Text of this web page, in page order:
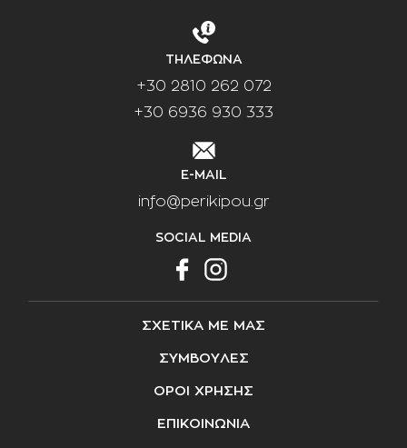
ΤΗΛΕΦΩΝΑ
+30 2810 262 072
+30 6936 930 333
E-MAIL
info@perikipou.gr
SOCIAL MEDIA
ΣΧΕΤΙΚΑ ΜΕ ΜΑΣ
ΣΥΜΒΟΥΛΕΣ
ΟΡΟΙ ΧΡΗΣΗΣ
ΕΠΙΚΟΙΝΩΝΙΑ